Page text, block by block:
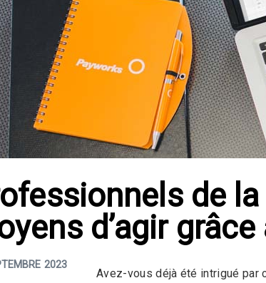
de
d’agir
2023
Avez-vous déjà été intrigué par